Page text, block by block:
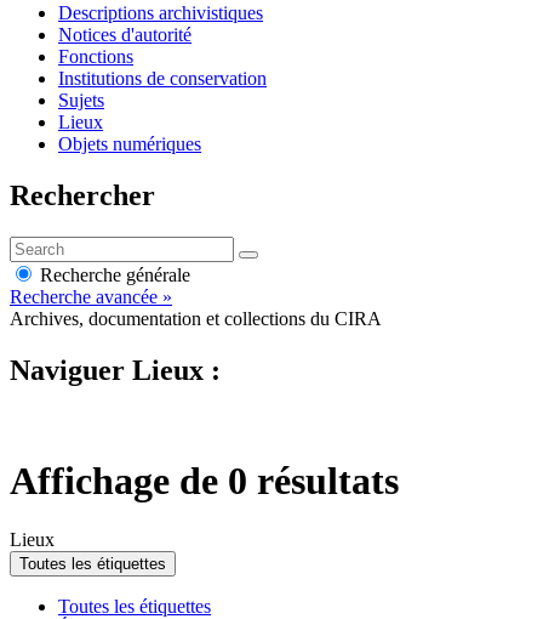
Descriptions archivistiques
Notices d'autorité
Fonctions
Institutions de conservation
Sujets
Lieux
Objets numériques
Rechercher
Recherche générale
Recherche avancée »
Archives, documentation et collections du CIRA
Naviguer Lieux :
Affichage de 0 résultats
Lieux
Toutes les étiquettes
Toutes les étiquettes